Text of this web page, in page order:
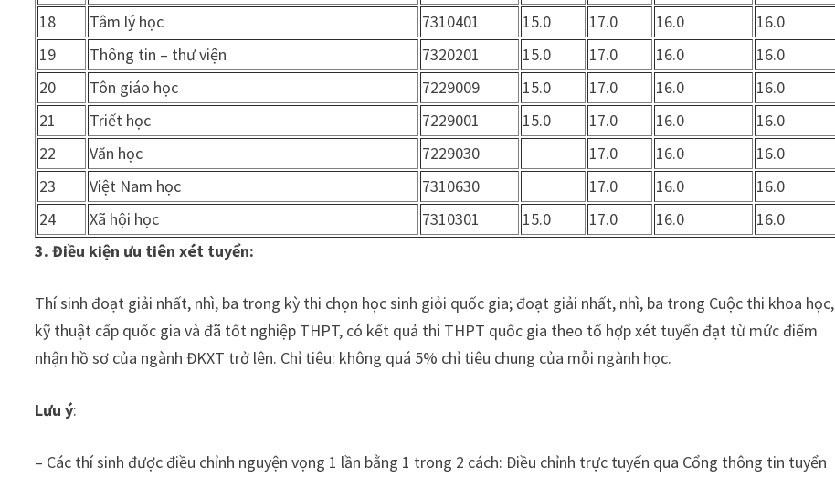
18
Tâm lý học 7310401 15.0 17.0 16.0
16.0
19
Thông tin – thư viện 7320201 15.0 17.0 16.0
16.0
20
Tôn giáo học 7229009 15.0 17.0 16.0
16.0
21
Triết học 7229001 15.0 17.0 16.0
16.0
22
Văn học 7229030 17.0 16.0
16.0
23
Việt Nam học 7310630 17.0 16.0
16.0
24
Xã hội học 7310301 15.0 17.0 16.0
16.0
3. Điều kiện ưu tiên xét tuyển:
Thí sinh đoạt giải nhất, nhì, ba trong kỳ thi chọn học sinh giỏi quốc gia; đoạt giải nhất, nhì, ba trong Cuộc thi khoa học,
kỹ thuật cấp quốc gia và đã tốt nghiệp THPT, có kết quả thi THPT quốc gia theo tổ hợp xét tuyển đạt từ mức điểm
nhận hồ sơ của ngành ĐKXT trở lên. Chỉ tiêu: không quá 5% chỉ tiêu chung của mỗi ngành học.
Lưu ý:
– Các thí sinh được điều chỉnh nguyện vọng 1 lần bằng 1 trong 2 cách: Điều chỉnh trực tuyến qua Cổng thông tin tuyển